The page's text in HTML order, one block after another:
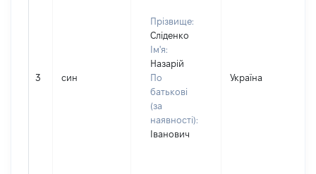
3 син
Прізвище:
Сліденко
Ім'я:
Назарій
По
батькові
(за
наявності):
Іванович
Україна